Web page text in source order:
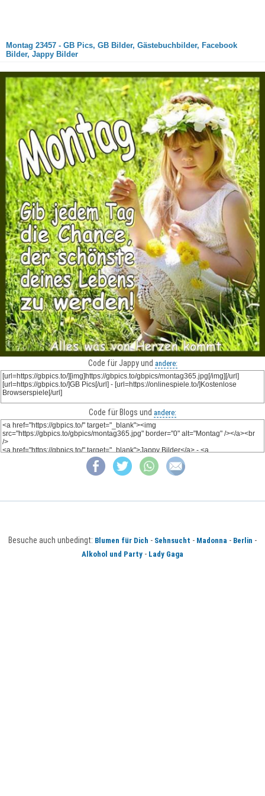
Montag 23457 - GB Pics, GB Bilder, Gästebuchbilder, Facebook
Bilder, Jappy Bilder
Code für Jappy und andere:
Code für Blogs und andere:
Besuche auch unbedingt: Blumen für Dich - Sehnsucht - Madonna - Berlin -
Alkohol und Party - Lady Gaga